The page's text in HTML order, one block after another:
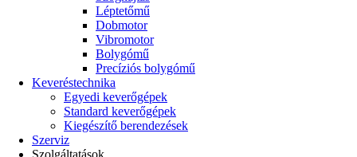
Léptetőmű
Dobmotor
Vibromotor
Bolygómű
Precíziós bolygómű
Keveréstechnika
Egyedi keverőgépek
Standard keverőgépek
Kiegészítő berendezések
Szerviz
Szolgáltatások